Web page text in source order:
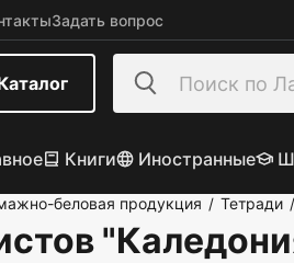
Задать вопрос
Книги Иностранные
беловая продукция / Тетради /